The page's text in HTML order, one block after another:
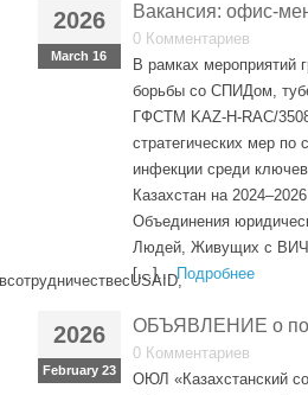
2026
March 16
Вакансия: офис-
0 Комментариев
В рамках мероприятий
борьбы со СПИДом,
ГФСТМ KAZ-H-RAC/
стратегических мер
инфекции среди
Казахстан на
Объединения
Людей, Живущих с
[…]...Подробнее
2026
February 23
ОБЪЯВЛЕНИЕ о
0 Комментариев
ОЮЛ «Казахстанский